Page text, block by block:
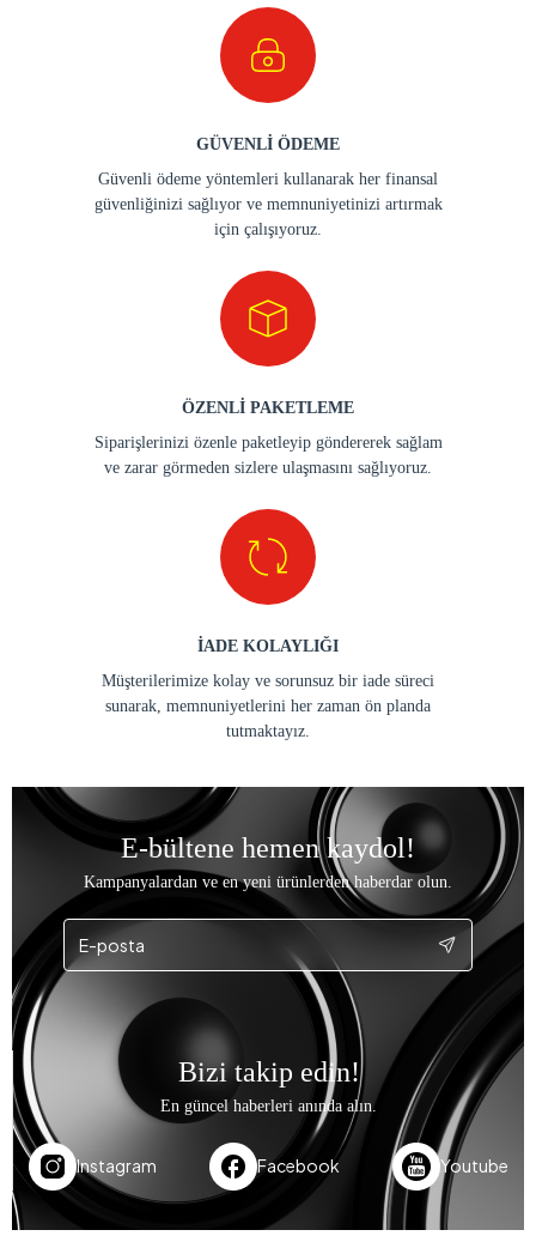
GÜVENLİ ÖDEME
Güvenli ödeme yöntemleri kullanarak her finansal
güvenliğinizi sağlıyor ve memnuniyetinizi artırmak
için çalışıyoruz.
ÖZENLİ PAKETLEME
Siparişlerinizi özenle paketleyip göndererek sağlam
ve zarar görmeden sizlere ulaşmasını sağlıyoruz.
İADE KOLAYLIĞI
Müşterilerimize kolay ve sorunsuz bir iade süreci
sunarak, memnuniyetlerini her zaman ön planda
tutmaktayız.
E-bültene hemen kaydol!
Kampanyalardan ve en yeni ürünlerden haberdar olun.
Bizi takip edin!
En güncel haberleri anında alın.
Instagram Facebook Youtube